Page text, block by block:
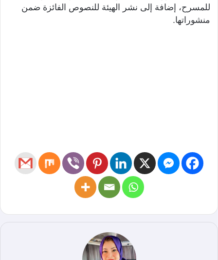
للمسرح، إضافة إلى نشر الهيئة للنصوص الفائزة ضمن
منشوراتها.